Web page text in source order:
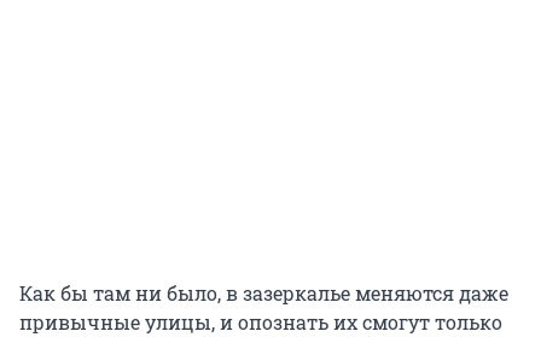
Как бы там ни было, в зазеркалье меняются даже
привычные улицы, и опознать их смогут только